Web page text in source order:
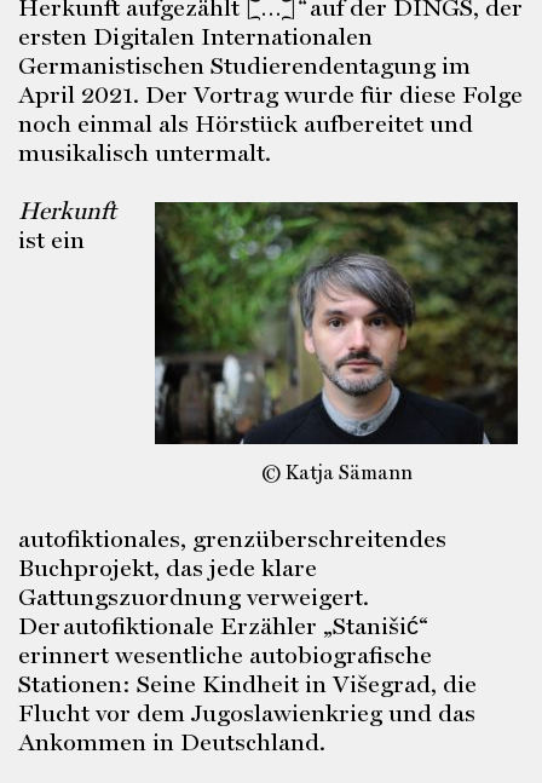
Herkunft aufgezählt […]“auf der DINGS, der
ersten Digitalen Internationalen
Germanistischen Studierendentagung im
April 2021. Der Vortrag wurde für diese Folge
noch einmal als Hörstück aufbereitet und
musikalisch untermalt.
© Katja Sämann
Herkunft
ist ein
autofiktionales, grenzüberschreitendes
Buchprojekt, das jede klare
Gattungszuordnung verweigert.
Der autofiktionale Erzähler „Stanišić“
erinnert wesentliche autobiografische
Stationen: Seine Kindheit in Višegrad, die
Flucht vor dem Jugoslawienkrieg und das
Ankommen in Deutschland.